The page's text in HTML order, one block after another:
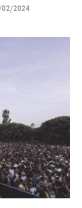
02/2024